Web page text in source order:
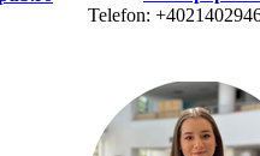
Telefon: